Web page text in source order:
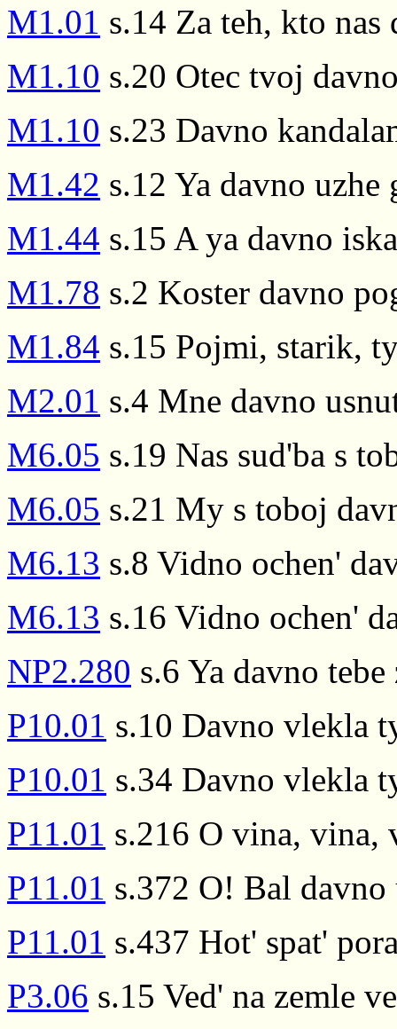
M1.01 s.14 Za teh, kto
M1.10 s.20 Otec tvoj
M1.10 s.23 Davno
M1.42 s.12 Ya davno
M1.44 s.15 A ya davno
M1.78 s.2 Koster davno
M1.84 s.15 Pojmi, starik,
M2.01 s.4 Mne davno
M6.05 s.19 Nas sud'ba s
M6.05 s.21 My s toboj
M6.13 s.8 Vidno ochen'
M6.13 s.16 Vidno ochen'
NP2.280 s.6 Ya davno
P10.01 s.10 Davno vlekla
P10.01 s.34 Davno vlekla
P11.01 s.216 O vina, vina,
P11.01 s.372 O! Bal davno
P11.01 s.437 Hot' spat'
P3.06 s.15 Ved' na zemle